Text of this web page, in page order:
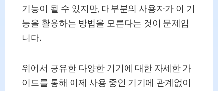
기능이 될 수 있지만, 대부분의 사용자가 이 기
능을 활용하는 방법을 모른다는 것이 문제입
니다.
위에서 공유한 다양한 기기에 대한 자세한 가
이드를 통해 이제 사용 중인 기기에 관계없이